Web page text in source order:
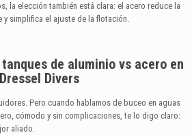
la elección también está clara: el acero reduce la
y simplifica el ajuste de la flotación.
de aluminio vs acero en
Dressel Divers
Pero cuando hablamos de buceo en aguas
cómodo y sin complicaciones, te lo digo claro:
aliado.